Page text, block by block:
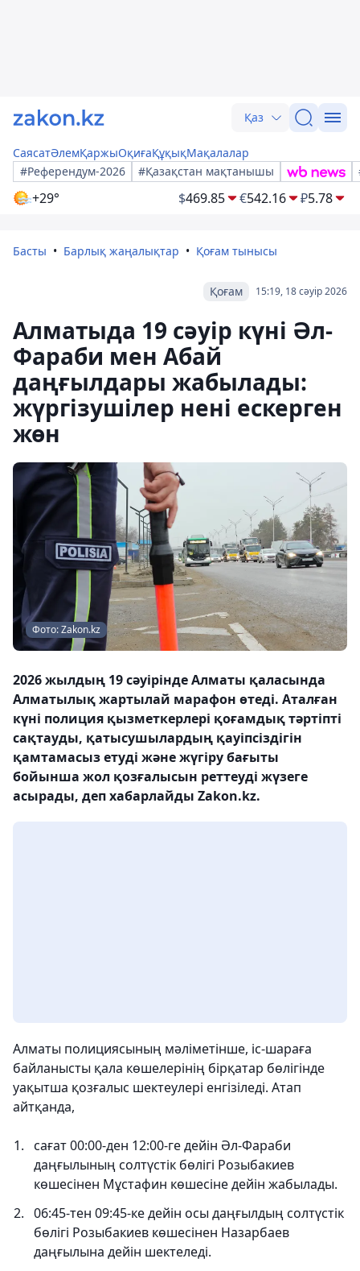
Қаз
СаясатӘлемҚаржыОқиғаҚұқықМақалалар
#Референдум-2026
#Қазақстан мақтанышы
+29° $469.85 €542.16 ₽5.78
Басты Барлық жаңалықтар Қоғам тынысы
15:19, 18 сәуір 2026
Қоғам
Алматыда 19 сәуір күні Әл-
Фараби мен Абай
даңғылдары жабылады:
жүргізушілер нені ескерген
жөн
Фото: Zakon.kz
2026 жылдың 19 сәуірінде Алматы қаласында
Алматылық жартылай марафон өтеді. Аталған
күні полиция қызметкерлері қоғамдық тәртіпті
сақтауды, қатысушылардың қауіпсіздігін
қамтамасыз етуді және жүгіру бағыты
бойынша жол қозғалысын реттеуді жүзеге
асырады, деп хабарлайды Zakon.kz.
Алматы полициясының мәліметінше, іс-шараға
байланысты қала көшелерінің бірқатар бөлігінде
уақытша қозғалыс шектеулері енгізіледі. Атап
айтқанда,
сағат 00:00-ден 12:00-ге дейін Әл-Фараби
даңғылының солтүстік бөлігі Розыбакиев
көшесінен Мұстафин көшесіне дейін жабылады.
06:45-тен 09:45-ке дейін осы даңғылдың солтүстік
бөлігі Розыбакиев көшесінен Назарбаев
даңғылына дейін шектеледі.